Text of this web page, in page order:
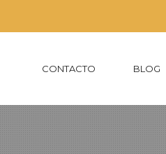
CONTACTO BLOG